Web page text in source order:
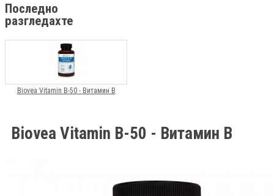
Последно
разгледахте
Biovea Vitamin B-50 - Витамин B
Biovea Vitamin B-50 - Витамин B